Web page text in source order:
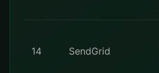
14 SendGrid